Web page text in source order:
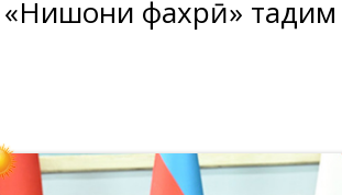
фахрӣ»